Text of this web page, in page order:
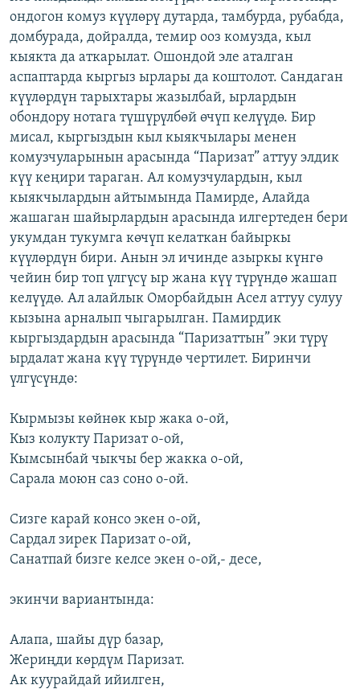
ондогон комуз күүлөрү дутарда, тамбурда, рубабда,
домбурада, дойралда, темир ооз комузда, кыл
кыякта да аткарылат. Ошондой эле аталган
аспаптарда кыргыз ырлары да коштолот. Сандаган
күүлөрдүн тарыхтары жазылбай, ырлардын
обондору нотага түшүрүлбөй өчүп келүүдө. Бир
мисал, кыргыздын кыл кыякчылары менен
комузчуларынын арасында “Паризат” аттуу элдик
күү кеңири тараган. Ал комузчулардын, кыл
кыякчылардын айтымында Памирде, Алайда
жашаган шайырлардын арасында илгертеден бери
укумдан тукумга көчүп келаткан байыркы
күүлөрдүн бири. Анын эл ичинде азыркы күнгө
чейин бир топ үлгүсү ыр жана күү түрүндө жашап
келүүдө. Ал алайлык Оморбайдын Асел аттуу сулуу
кызына арналып чыгарылган. Памирдик
кыргыздардын арасында “Паризаттын” эки түрү
ырдалат жана күү түрүндө чертилет. Биринчи
үлгүсүндө:
Кырмызы көйнөк кыр жака о-ой,
Кыз колукту Паризат о-ой,
Кымсынбай чыкчы бер жакка о-ой,
Сарала моюн саз соно о-ой.
Сизге карай консо экен о-ой,
Сардал зирек Паризат о-ой,
Санатпай бизге келсе экен о-ой,- десе,
экинчи вариантында:
Алапа, шайы дүр базар,
Жериңди көрдүм Паризат.
Ак куурайдай ийилген,